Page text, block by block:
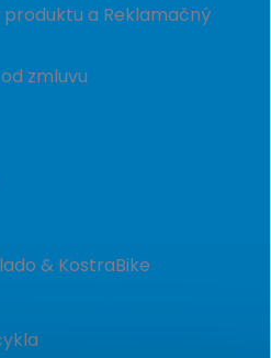
a Reklamačný
zmluvu
& KostraBike